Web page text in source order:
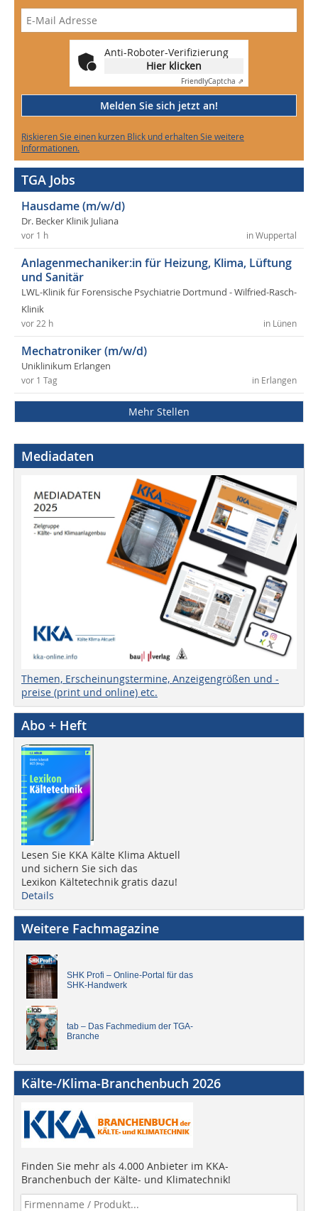
Anti-Roboter-Verifizierung
Hier klicken
FriendlyCaptcha ⇗
Melden Sie sich jetzt an!
Riskieren Sie einen kurzen Blick und erhalten Sie weitere
Informationen.
TGA Jobs
Hausdame (m/w/d)
Dr. Becker Klinik Juliana
in Wuppertal
vor 1 h
Anlagenmechaniker:in für Heizung, Klima, Lüftung
und Sanitär
LWL-Klinik für Forensische Psychiatrie Dortmund - Wilfried-Rasch-
Klinik
in Lünen
vor 22 h
Mechatroniker (m/w/d)
Uniklinikum Erlangen
in Erlangen
vor 1 Tag
Mehr Stellen
Mediadaten
Themen, Erscheinungstermine, Anzeigengrößen und -
preise (print und online) etc.
Abo + Heft
Lesen Sie KKA Kälte Klima Aktuell
und sichern Sie sich das
Lexikon Kältetechnik gratis dazu!
Details
Weitere Fachmagazine
SHK Profi – Online-Portal für das
SHK-Handwerk
tab – Das Fachmedium der TGA-
Branche
Kälte-/Klima-Branchenbuch 2026
Finden Sie mehr als 4.000 Anbieter im KKA-
Branchenbuch der Kälte- und Klimatechnik!